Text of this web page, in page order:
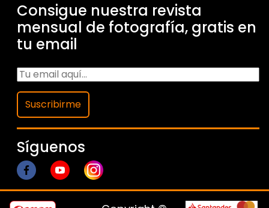
Consigue nuestra revista
mensual de fotografía, gratis en
tu email
Suscribirme
Síguenos